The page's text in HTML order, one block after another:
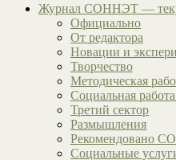
Журнал СОННЭТ —
Официально
От редактора
Новации и
Творчество
Методическая
Социальная
Третий сектор
Размышления
Рекомендовано
Социальные